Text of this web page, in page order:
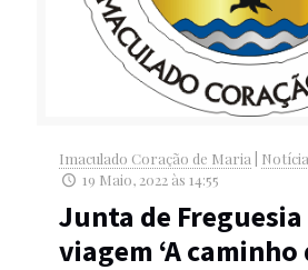
Imaculado Coração de Maria
19 Maio, 2022 às 14:55
Junta de
viagem ‘A caminho